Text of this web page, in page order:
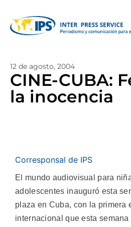
12 de agosto, 2004
CINE-CUBA:
la inocencia
Corresponsal de IPS
El mundo audiovisual para
adolescentes inauguró esta
plaza en Cuba, con la primera
internacional que esta semana